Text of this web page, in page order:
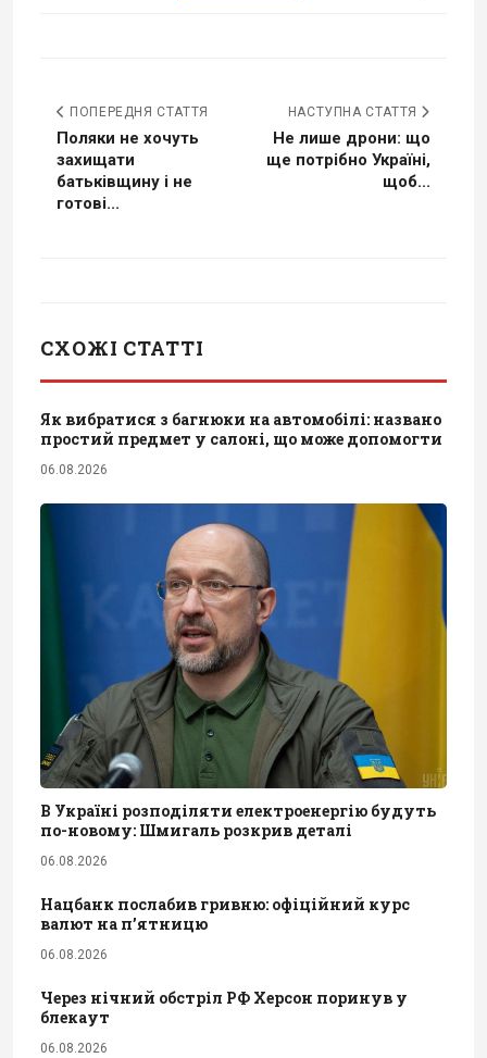
ПОПЕРЕДНЯ СТАТТЯ
Поляки не хочуть
захищати
батьківщину і не
готові...
НАСТУПНА СТАТТЯ
Не лише дрони: що
ще потрібно Україні,
щоб...
СХОЖІ СТАТТІ
Як вибратися з багнюки на автомобілі: названо
простий предмет у салоні, що може допомогти
06.08.2026
В Україні розподіляти електроенергію будуть
по-новому: Шмигаль розкрив деталі
06.08.2026
Нацбанк послабив гривню: офіційний курс
валют на п’ятницю
06.08.2026
Через нічний обстріл РФ Херсон поринув у
блекаут
06.08.2026